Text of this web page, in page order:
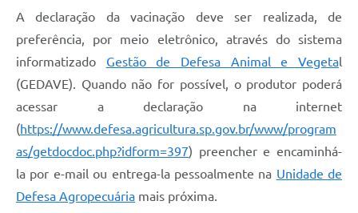
A declaração da vacinação deve ser realizada, de
preferência, por meio eletrônico, através do sistema
informatizado Gestão de Defesa Animal e Vegetal
(GEDAVE). Quando não for possível, o produtor poderá
acessar a declaração na internet
(https://www.defesa.agricultura.sp.gov.br/www/program
as/getdocdoc.php?idform=397) preencher e encaminhá-
la por e-mail ou entrega-la pessoalmente na Unidade de
Defesa Agropecuária mais próxima.